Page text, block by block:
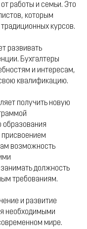
работы и семьи. Это
которым
курсов.
развивать
Бухгалтеры
и интересам,
квалификацию.
получить новую
образования
присвоением
возможность
должность
требованиям.
и развитие
необходимыми
мире.